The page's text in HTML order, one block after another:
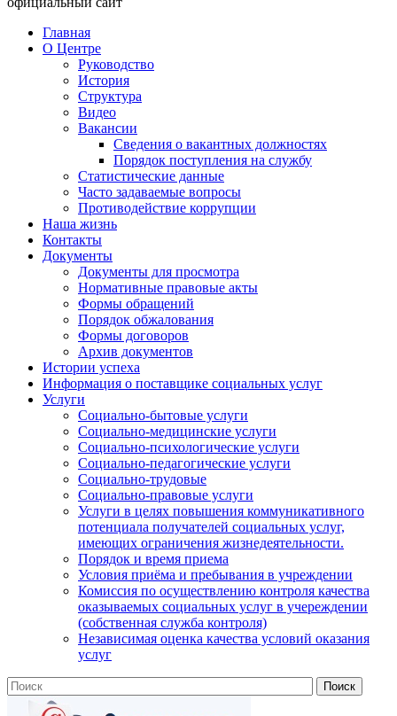
Главная
О Центре
Руководство
История
Структура
Видео
Вакансии
Сведения о вакантных должностях
Порядок поступления на службу
Статистические данные
Часто задаваемые вопросы
Противодействие коррупции
Наша жизнь
Контакты
Документы
Документы для просмотра
Нормативные правовые акты
Формы обращений
Порядок обжалования
Формы договоров
Архив документов
Истории успеха
Информация о поставщике социальных услуг
Услуги
Социально-бытовые услуги
Социально-медицинские услуги
Социально-психологические услуги
Социально-педагогические услуги
Социально-трудовые
Социально-правовые услуги
Услуги в целях повышения коммуникативного
потенциала получателей социальных услуг,
имеющих ограничения жизнедеятельности.
Порядок и время приема
Условия приёма и пребывания в учреждении
Комиссия по осуществлению контроля качества
оказываемых социальных услуг в учереждении
(собственная служба контроля)
Независимая оценка качества условий оказания
услуг